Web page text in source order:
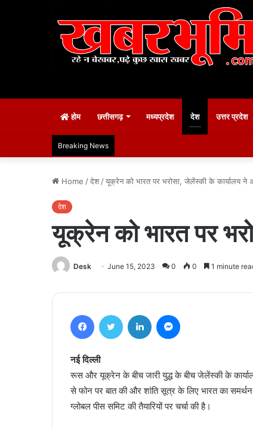
होम छत्तीसगढ़ मध्यप्रदेश देश उत्तर प्रदेश
Breaking News
Home /देश /यूक्रेन को भारत पर भरोसा, जेलेंस्की के कार्यालय ने
देश
यूक्रेन को भारत पर
Desk June 15, 2023 0 0 1 minute
नई दिल्ली
रूस और यूक्रेन के बीच जारी युद्ध के बीच जेलेंस्की के
से फोन पर बात की और शांति सूत्र के लिए भारत का
ग्लोबल पीस समिट की तैयारियों पर चर्चा की है।